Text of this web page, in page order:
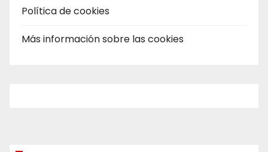
Política de cookies
Más información sobre las cookies